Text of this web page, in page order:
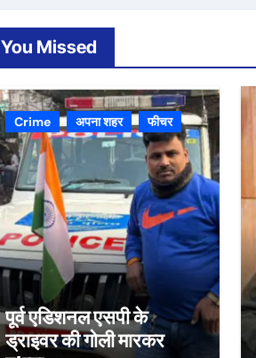
You Missed
Crime अपना शहर फीचर
पूर्व एडिशनल एसपी के
ड्राइवर की गोली मारकर